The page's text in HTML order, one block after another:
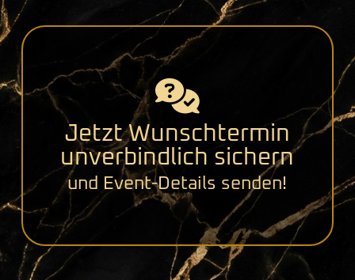
Jetzt Wunschtermin
unverbindlich sichern
und Event-Details senden!